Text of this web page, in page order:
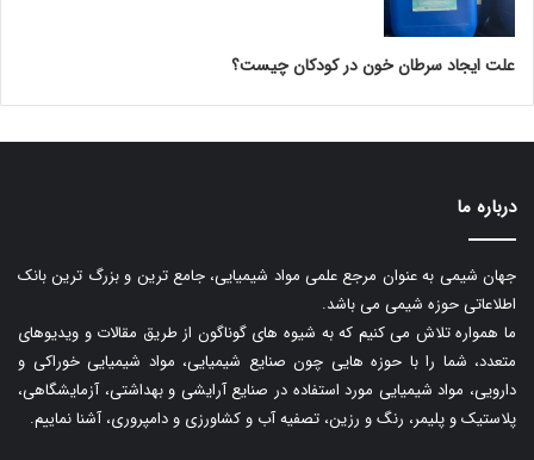
علت ایجاد سرطان خون در کودکان چیست؟
درباره ما
جهان شیمی به عنوان مرجع علمی مواد شیمیایی، جامع ترین و بزرگ ترین بانک
اطلاعاتی حوزه شیمی می باشد.
ما همواره تلاش می کنیم که به شیوه های گوناگون از طریق مقالات و ویدیوهای
متعدد، شما را با حوزه هایی چون صنایع شیمیایی، مواد شیمیایی خوراکی و
دارویی، مواد شیمیایی مورد استفاده در صنایع آرایشی و بهداشتی، آزمایشگاهی،
پلاستیک و پلیمر، رنگ و رزین، تصفیه آب و کشاورزی و دامپروری، آشنا نماییم.